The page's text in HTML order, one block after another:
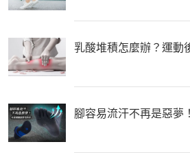
乳酸堆積怎麼辦？運動
腳容易流汗不再是惡夢